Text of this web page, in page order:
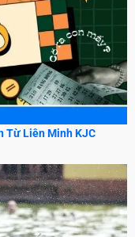
Từ Liên Minh KJC